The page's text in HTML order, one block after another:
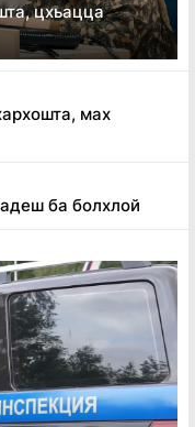
цхьацца
мах
ба болхлой